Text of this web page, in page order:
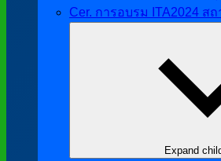
Cer. การอบรม ITA2024 ส
Expand